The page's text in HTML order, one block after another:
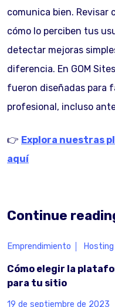
comunica bien. Revisar
cómo lo perciben tus
detectar mejoras
diferencia. En GOM
fueron diseñadas para
profesional, incluso
👉 Explora nuestras
aquí
Continue
Emprendimiento Hosting
Cómo elegir la
para tu sitio
19 de septiembre de 2023